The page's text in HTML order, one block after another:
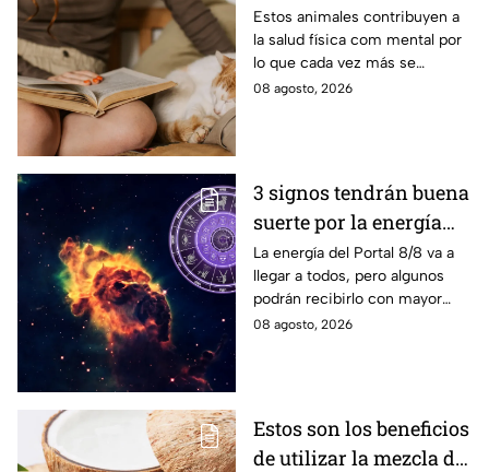
ciencia
Estos animales contribuyen a
la salud física com mental por
lo que cada vez más se
recomienda su presencia.
08 agosto, 2026
3 signos tendrán buena
suerte por la energía
del Portal del León
La energía del Portal 8/8 va a
llegar a todos, pero algunos
podrán recibirlo con mayor
énfasis.
08 agosto, 2026
Estos son los beneficios
de utilizar la mezcla de